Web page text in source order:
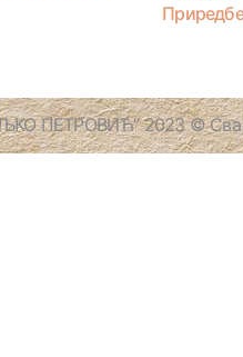
Приредбе
ПЕТРОВИЋ” 2023 © Сва